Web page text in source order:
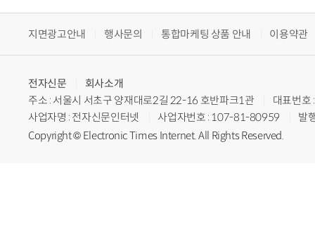
지면광고안내 행사문의 통합마케팅 상품 안내 이용약관
전자신문
회사소개
주소 : 서울시 서초구 양재대로2길 22-16 호반파크1관
대표번
사업자명 : 전자신문인터넷
사업자번호 : 107-81-80959
발
Copyright © Electronic Times Internet. All Rights Reserved.